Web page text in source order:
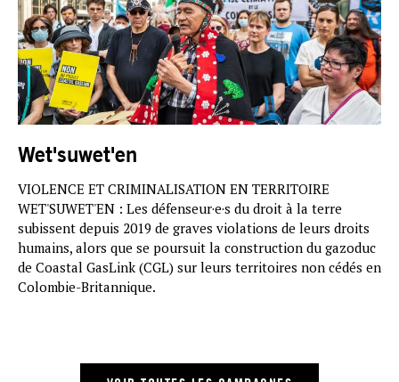
Wet'suwet'en
VIOLENCE ET CRIMINALISATION EN TERRITOIRE
WET'SUWET'EN : Les défenseur·e·s du droit à la terre
subissent depuis 2019 de graves violations de leurs droits
humains, alors que se poursuit la construction du gazoduc
de Coastal GasLink (CGL) sur leurs territoires non cédés en
Colombie-Britannique.